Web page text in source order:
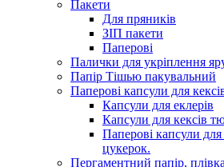
Пакети
Для пряників
ЗІП пакети
Паперові
Палички для укріплення
Папір Тішью пакувальний
Паперові капсули для
Капсули для еклерів
Капсули для кексів
Паперові капсули для
цукерок.
Пергаментний папір,